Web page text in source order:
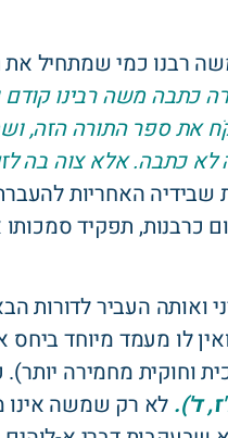
רבנו כמי שמתחיל את
כתבה משה רבינו
את ספר התורה הזה,
כתבה. אלא צוה בה
האחריות
כרבנות, תפקיד
ואותה העביר לדורות
לו מעמד מיוחד
וחוקית מחמירה יותר).
ד'). לא רק שמשה אינו